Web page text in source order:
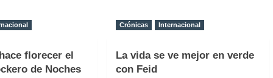
florecer el
de Noches
Crónicas Internacional
La vida se ve mejor en verde
con Feid